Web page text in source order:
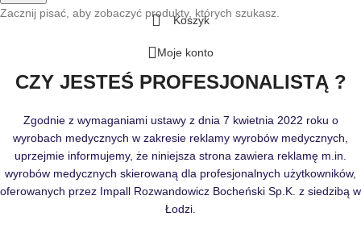
Zacznij pisać, aby zobaczyć produkty, których szukasz.
Koszyk
Moje konto
CZY JESTEŚ PROFESJONALISTĄ ?
Zgodnie z wymaganiami ustawy z dnia 7 kwietnia 2022 roku o
wyrobach medycznych w zakresie reklamy wyrobów medycznych,
uprzejmie informujemy, że niniejsza strona zawiera reklamę m.in.
wyrobów medycznych skierowaną dla profesjonalnych użytkowników,
oferowanych przez Impall Rozwandowicz Bocheński Sp.K. z siedzibą w
Łodzi.